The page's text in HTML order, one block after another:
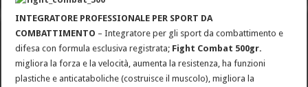
INTEGRATORE PROFESSIONALE PER SPORT DA
COMBATTIMENTO – Integratore per gli sport da combattimento e
difesa con formula esclusiva registrata; Fight Combat 500gr.
migliora la forza e la velocità, aumenta la resistenza, ha funzioni
plastiche e anticataboliche (costruisce il muscolo), migliora la